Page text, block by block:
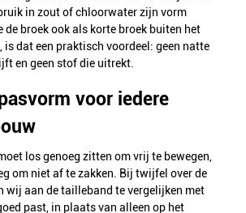
in zout of chloorwater zijn vorm
de broek ook als korte broek buiten het
is dat een praktisch voordeel: geen natte
en geen stof die uitrekt.
voor iedere
los genoeg zitten om vrij te bewegen,
om niet af te zakken. Bij twijfel over de
wij aan de tailleband te vergelijken met
past, in plaats van alleen op het